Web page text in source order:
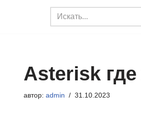
Asterisk
автор: admin 31.10.2023